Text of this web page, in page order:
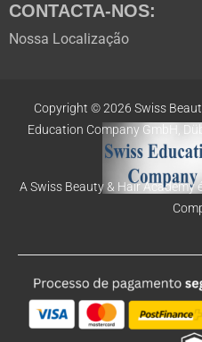
CONTACTA-NOS:
Nossa Localização
Copyright © 2026 Swiss
Education Company GmbH,
A Swiss Beauty & Hair Academy